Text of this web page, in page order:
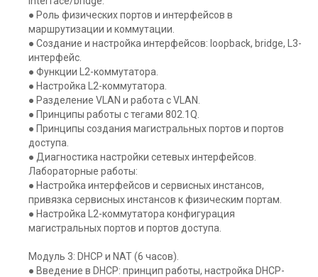
● Роль физических портов и интерфейсов в
маршрутизации и коммутации.
● Создание и настройка интерфейсов: loopback, bridge, L3-
интерфейс.
● Функции L2-коммутатора.
● Настройка L2-коммутатора.
● Разделение VLAN и работа с VLAN.
● Принципы работы с тегами 802.1Q.
● Принципы создания магистральных портов и портов
доступа.
● Диагностика настройки сетевых интерфейсов.
Лабораторные работы:
● Настройка интерфейсов и сервисных инстансов,
привязка сервисных инстансов к физическим портам.
● Настройка L2-коммутатора конфигурация
магистральных портов и портов доступа.
Модуль 3: DHCP и NAT (6 часов).
● Введение в DHCP: принцип работы, настройка DHCP-